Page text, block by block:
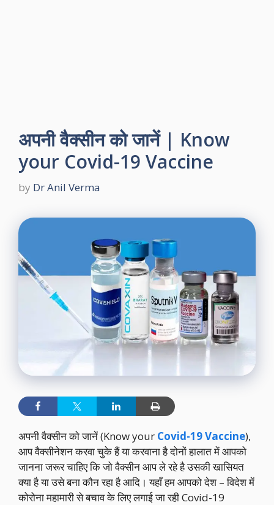
अपनी वैक्सीन को जानें | Know
your Covid-19 Vaccine
by Dr Anil Verma
अपनी वैक्सीन को जानें (Know your Covid-19 Vaccine),
आप वैक्सीनेशन करवा चुके हैं या करवाना है दोनों हालात में आपको
जानना जरूर चाहिए कि जो वैक्सीन आप ले रहे है उसकी खासियत
क्या है या उसे बना कौन रहा है आदि। यहाँ हम आपको देश – विदेश में
कोरोना महामारी से बचाव के लिए लगाई जा रही Covid-19